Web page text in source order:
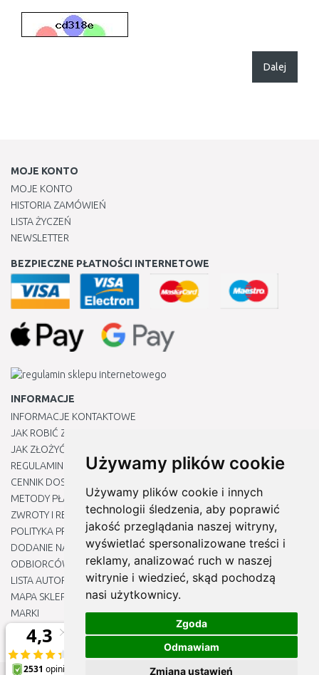
Używamy plików cookie
Używamy plików cookie i innych
technologii śledzenia, aby poprawić
jakość przeglądania naszej witryny,
wyświetlać spersonalizowane treści i
reklamy, analizować ruch w naszej
witrynie i wiedzieć, skąd pochodzą
nasi użytkownicy.
Zgoda
Odmawiam
Zmiana ustawień
Dalej
MOJE KONTO
MOJE KONTO
HISTORIA ZAMÓWIEŃ
LISTA ŻYCZEŃ
NEWSLETTER
BEZPIECZNE PŁATNOŚCI INTERNETOWE
INFORMACJE
INFORMACJE KONTAKTOWE
JAK ROBIĆ ZAKUPY ?
JAK ZŁOŻYĆ REKLAMACJĘ
REGULAMIN
CENNIK DOSTAWY
METODY PŁATNOŚCI
ZWROTY I REKLAMACJE PRODUKTÓW
POLITYKA PRYWATNOŚCI
DODANIE NASZYCH ADRESÓW E-MAIL DO LISTY ZAUFANYCH
ODBIORCÓW
LISTA AUTORYZOWANYCH CENTRÓW SERWISOWYCH
MAPA SKLEPU
MARKI
BLOGU
EDYTUJ MOJE PREFERENCJE DOTYCZĄCE PLIKÓW COOKIE